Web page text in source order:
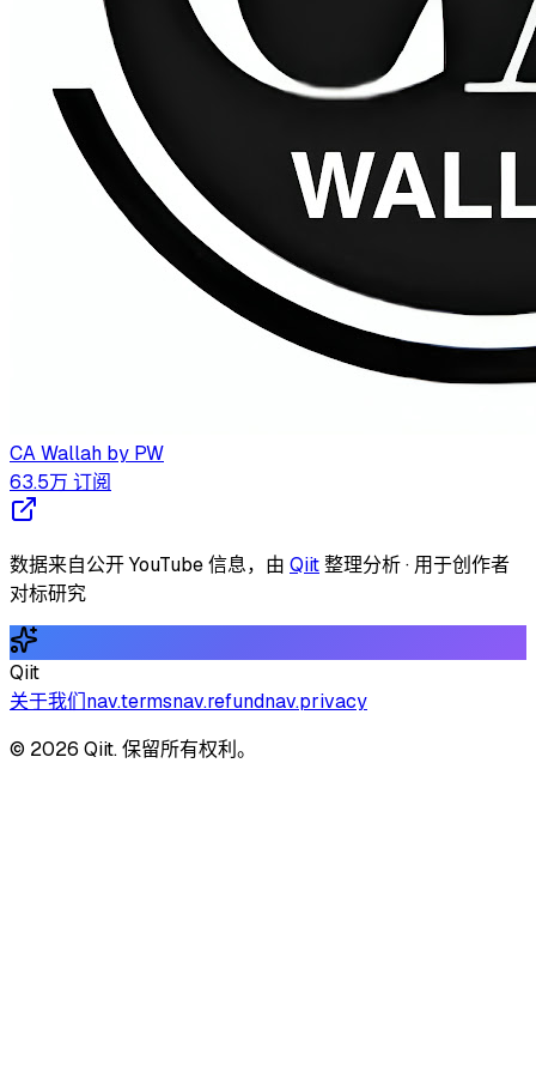
CA Wallah by PW
63.5万 订阅
数据来自公开 YouTube 信息，由 Qiit整理分析 · 用于创作者
对标研究
Qiit
关于我们nav.termsnav.refundnav.privacy
© 2026 Qiit. 保留所有权利。